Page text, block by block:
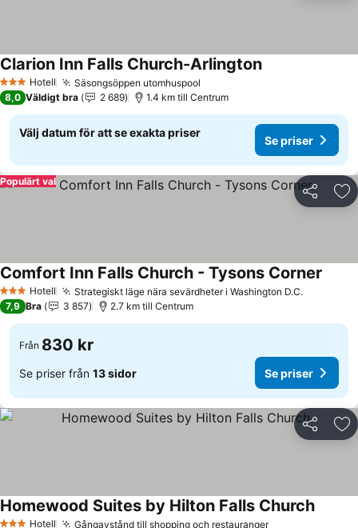
3 StjärnorHotell Säsongsöppen utomhuspool
Clarion Inn Falls Church-ArlingtonSe priser
8,0 Väldigt bra 2 689 1.4 km till Centrum
Välj datum för att se exakta priser
Se priser
Dela
Populärt val
3 StjärnorHotell Strategiskt läge nära sevärdheter i Washington D.C.Se priser
Comfort Inn Falls Church - Tysons Corner
7,9 Bra 3 857 2.7 km till Centrum
Från 830 kr
Se priser från 13 sidor Se priser
Dela
Hotell Gångavstånd till shopping och restauranger
Homewood Suites by Hilton Falls ChurchSe